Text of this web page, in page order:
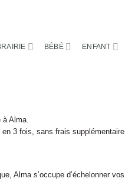
BÉBÉ ENFANT
Alma.
3 fois, sans frais
Alma s’occupe d’échelonner